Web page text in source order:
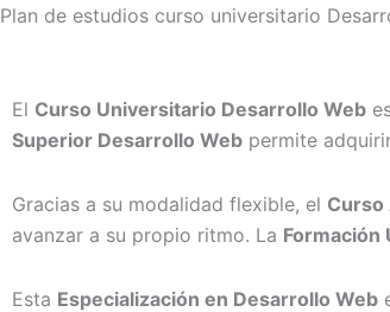
Plan de estudios curso universitario
El Curso Universitario Desarrollo Web
Superior Desarrollo Web permite
Gracias a su modalidad flexible, el Curso
avanzar a su propio ritmo. La Formación
Esta Especialización en Desarrollo Web